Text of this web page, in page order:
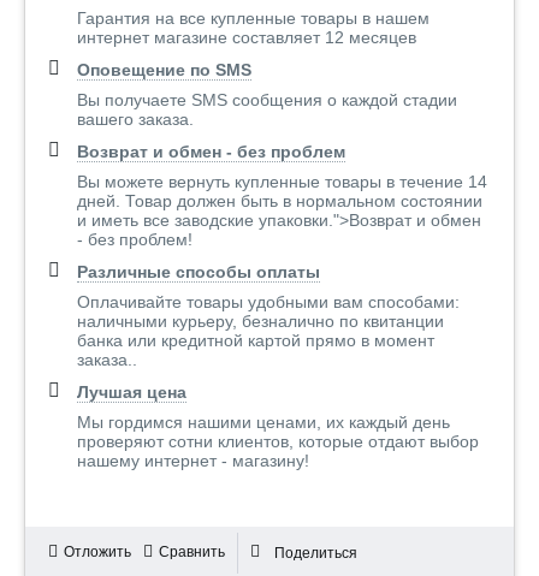
Гарантия на все купленные товары в нашем
интернет магазине составляет 12 месяцев
Оповещение по SMS
Вы получаете SMS сообщения о каждой стадии
вашего заказа.
Возврат и обмен - без проблем
Вы можете вернуть купленные товары в течение 14
дней. Товар должен быть в нормальном состоянии
и иметь все заводские упаковки.">Возврат и обмен
- без проблем!
Различные способы оплаты
Оплачивайте товары удобными вам способами:
наличными курьеру, безналично по квитанции
банка или кредитной картой прямо в момент
заказа..
Лучшая цена
Мы гордимся нашими ценами, их каждый день
проверяют сотни клиентов, которые отдают выбор
нашему интернет - магазину!
Отложить Сравнить Поделиться